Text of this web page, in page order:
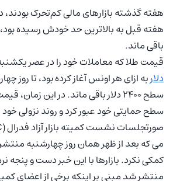
هفته گذشته بازارهای مالی کم‌تحرک
هفته قبل به بالاترین حد خودش رسیده
باقی ماند.
قیمت طلا که معاملات خود را در عصر یکشنبه با
دلاربه ازای هر اونس آغاز کرده بود، تا روز
سطح ۲۴۰۰ دلار باقی ماند. در این
سطح حمایتی خود عبور کرد و روند نزولی خود
می که بعد از ظهر همان روز چهارشنبه
کمکی نکرد. بازارها با این خبر دست و پنجه
منتشر شد مبنی بر اینکه برخی از اعضای